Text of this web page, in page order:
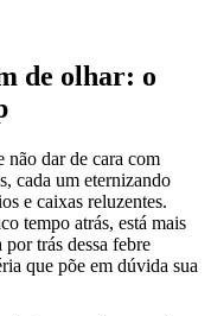
de olhar: o
não dar de cara com
cada um eternizando
e caixas reluzentes.
tempo atrás, está mais
trás dessa febre
que põe em dúvida sua